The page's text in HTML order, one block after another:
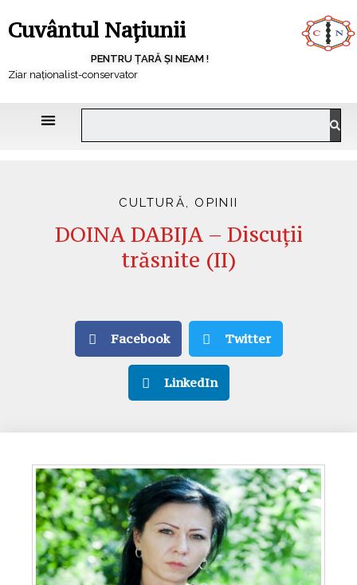
Cuvântul Națiunii
PENTRU ȚARĂ ȘI NEAM !
Ziar naționalist-conservator
CULTURĂ, OPINII
DOINA DABIJA – Discuţii
trăsnite (II)
Facebook Twitter
LinkedIn